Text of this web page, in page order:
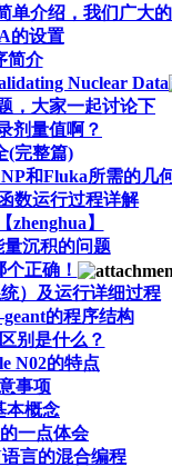
单介绍，我们广大
的设置
简介
Nuclear Data
，大家一起讨论下
剂量值啊？
(完整篇)
和Fluka所需的几
数运行过程详解
】
量沉积的问题
正确！
）及运行详细过程
的程序结构
别是什么？
N02的特点
事项
本概念
一点体会
言的混合编程